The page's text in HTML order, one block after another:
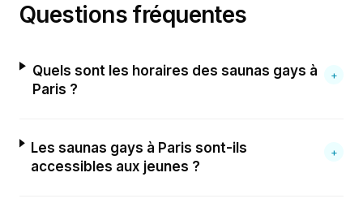
Questions fréquentes
Quels sont les horaires des saunas gays à
Paris ?
+
Les saunas gays à Paris sont-ils
accessibles aux jeunes ?
+